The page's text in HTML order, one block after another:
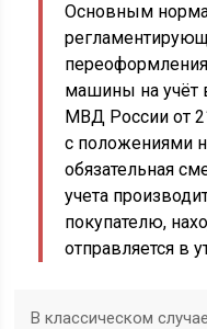
Основным
машины на учёт
МВД России от
с положениями
обязательная
учета
покупателю,
отправляется в
В классическом